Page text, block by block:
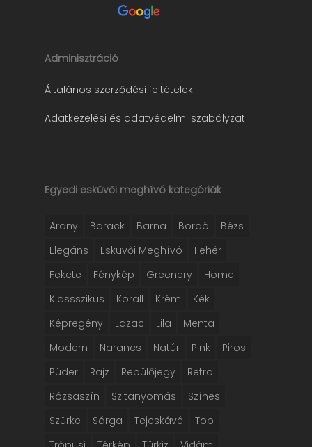
Adminisztráció
Általános szerződési feltételek
Adatkezelési és adatvédelmi szabályzat
Egyedi esküvői meghívó kategóriák
Arany Barack Barna Bordó
Bézs
Elegáns
Esküvői Meghívó
Fehér
Fekete
Fénykép Greenery
Home
Klassszikus
Korall Krém
Kék
Képregény
Lazac Lila
Menta
Modern
Narancs Natúr Pink
Piros
Púder
Rajz Repülőjegy
Retro
Rózsaszín
Szitanyomás
Színes
Szürke
Sárga Tejeskávé
Top